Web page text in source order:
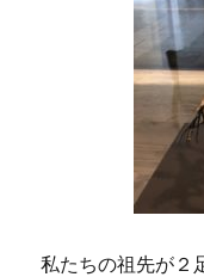
私たちの祖先が２